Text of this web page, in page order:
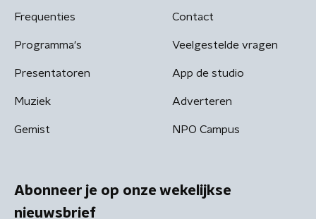
Frequenties
Programma's
Presentatoren
Muziek
Gemist
Contact
Veelgestelde vragen
App de studio
Adverteren
NPO Campus
Abonneer je op onze wekelijkse
nieuwsbrief